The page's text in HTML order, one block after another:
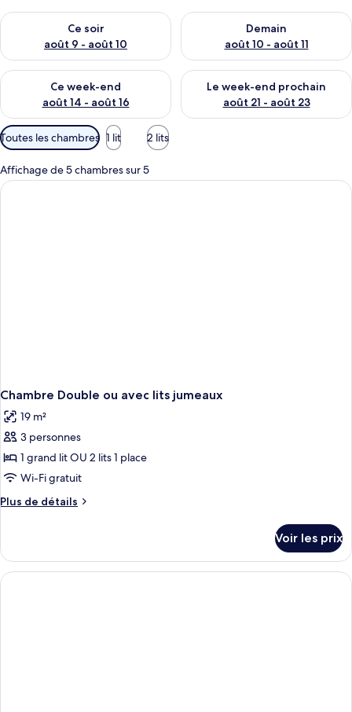
Ce soir
août 9 - août 10
Vérifier la disponibilité pour ce soir août 9 - août 10
Demain
août 10 - août 11
Vérifier la disponibilité pour
Ce week-end
août 14 - août 16
Vérifier la disponibilité pour ce week-end août 14 - août 16
Le week-end prochain
août 21 - août 23
Vérifier la disponibilité pour
Filtres
disponibles
pour
les
Toutes les chambres 1 lit 2 lits
Affichage de 5 chambres sur 5
Chambre Double ou avec lits jumeaux
19 m²
3 personnes
1 grand lit OU 2 lits 1 place
Wi-Fi gratuit
Plus de détails
Plus
le
type
de
Voir les prix